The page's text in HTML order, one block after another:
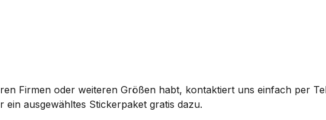
Firmen oder weiteren Größen habt, kontaktiert uns einfach per
ein ausgewähltes Stickerpaket gratis dazu.